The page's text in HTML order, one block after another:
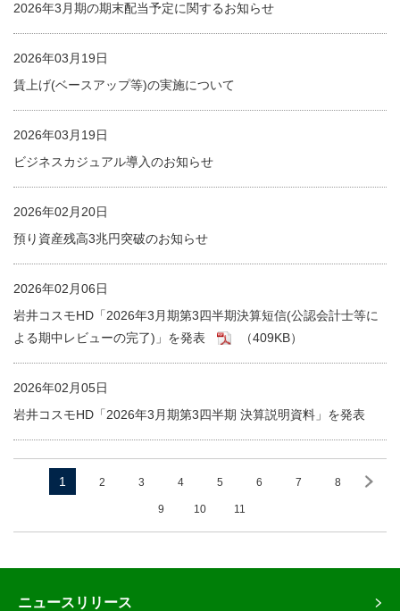
2026年3月期の期末配当予定に関するお知らせ
2026年03月19日
賃上げ(ベースアップ等)の実施について
2026年03月19日
ビジネスカジュアル導入のお知らせ
2026年02月20日
預り資産残高3兆円突破のお知らせ
2026年02月06日
岩井コスモHD「2026年3月期第3四半期決算短信(公認会計士等に
よる期中レビューの完了)」を発表
（409KB）
2026年02月05日
岩井コスモHD「2026年3月期第3四半期 決算説明資料」を発表
1 2 3 4 5 6 7 8
9 10 11
ニュースリリース